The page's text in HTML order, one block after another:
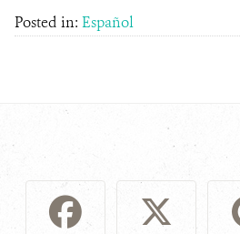
Posted in: Español